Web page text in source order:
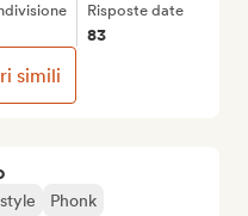
Phonk
Risposte date
83
simili